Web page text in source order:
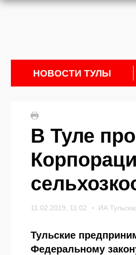
НОВОСТИ ТУЛЫ
В Туле
11.02.2019, 11:02 ИА
Тульские
Федеральному